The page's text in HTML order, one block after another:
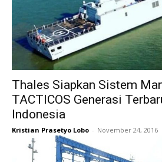
Thales Siapkan Sistem
TACTICOS Generasi
Indonesia
Kristian Prasetyo Lobo - November 24, 2016